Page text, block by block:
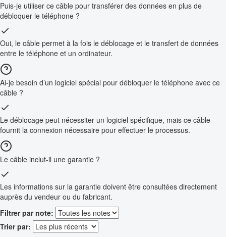
Puis-je utiliser ce câble pour transférer des données en plus de
débloquer le téléphone ?
Oui, le câble permet à la fois le déblocage et le transfert de données
entre le téléphone et un ordinateur.
Ai-je besoin d’un logiciel spécial pour débloquer le téléphone avec ce
câble ?
Le déblocage peut nécessiter un logiciel spécifique, mais ce câble
fournit la connexion nécessaire pour effectuer le processus.
Le câble inclut-il une garantie ?
Les informations sur la garantie doivent être consultées directement
auprès du vendeur ou du fabricant.
Filtrer par note:
Trier par: